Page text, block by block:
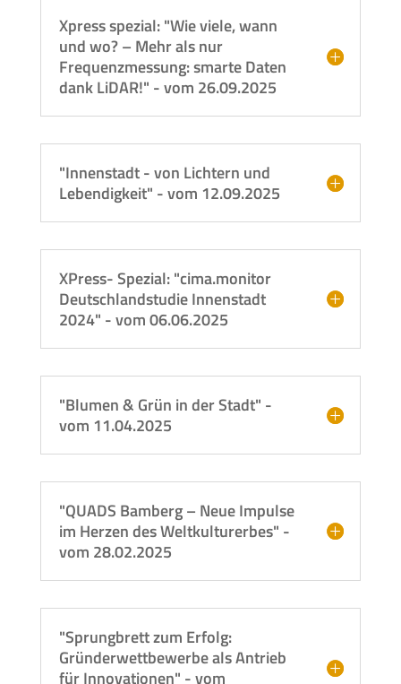
Xpress spezial: "Wie viele, wann
und wo? – Mehr als nur
Frequenzmessung: smarte Daten
dank LiDAR!" - vom 26.09.2025
"Innenstadt - von Lichtern und
Lebendigkeit" - vom 12.09.2025
XPress- Spezial: "cima.monitor
Deutschlandstudie Innenstadt
2024" - vom 06.06.2025
"Blumen & Grün in der Stadt" -
vom 11.04.2025
"QUADS Bamberg – Neue Impulse
im Herzen des Weltkulturerbes" -
vom 28.02.2025
"Sprungbrett zum Erfolg:
Gründerwettbewerbe als Antrieb
für Innovationen" - vom